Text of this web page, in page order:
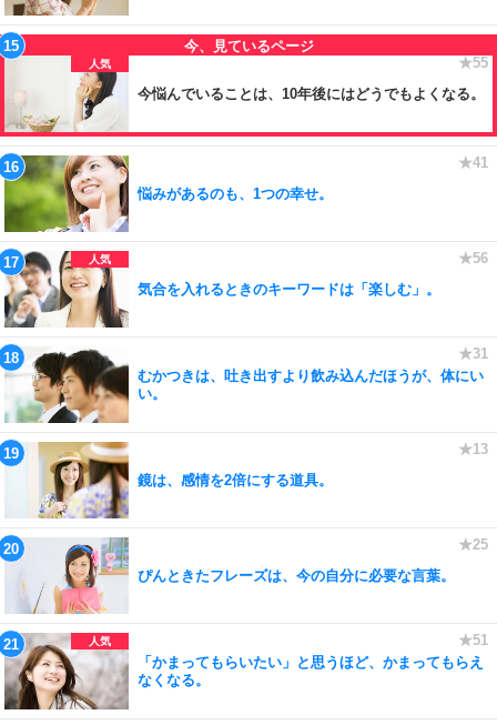
今悩んでいることは、10年後にはどうでもよくなる。
悩みがあるのも、1つの幸せ。
気合を入れるときのキーワードは「楽しむ」。
むかつきは、吐き出すより飲み込んだほうが、体にい
い。
鏡は、感情を2倍にする道具。
ぴんときたフレーズは、今の自分に必要な言葉。
「かまってもらいたい」と思うほど、かまってもらえ
なくなる。